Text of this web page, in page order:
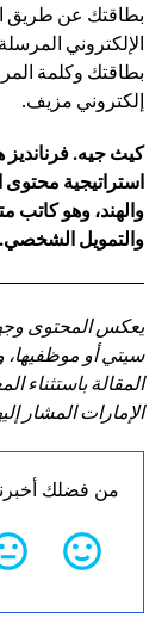
بطاقتك عن طريق
الإلكتروني
بطاقتك وكلمة
إلكتروني مزيف.
كيث جيه.
استراتيجية محتوى
والهند، وهو كاتب
والتمويل الشخصي.
يعكس المحتوى
سيتي أو موظفيها،
المقالة باستثناء
الإمارات المشار
من فضلك